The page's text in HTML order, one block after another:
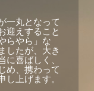
一丸となって
えすること
らやら」な
したが、大き
喜ばしく、
め、携わって
上げます。